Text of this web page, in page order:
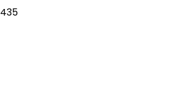
435